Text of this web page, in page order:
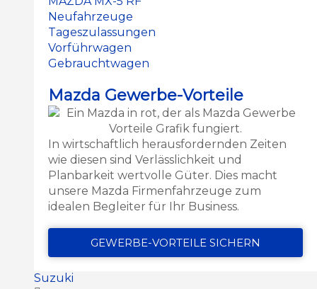
Neufahrzeuge
Tageszulassungen
Vorführwagen
Gebrauchtwagen
Mazda Gewerbe-Vorteile
In wirtschaftlich herausfordernden Zeiten
wie diesen sind Verlässlichkeit und
Planbarkeit wertvolle Güter. Dies macht
unsere Mazda Firmenfahrzeuge zum
idealen Begleiter für Ihr Business.
GEWERBE-VORTEILE SICHERN
Suzuki